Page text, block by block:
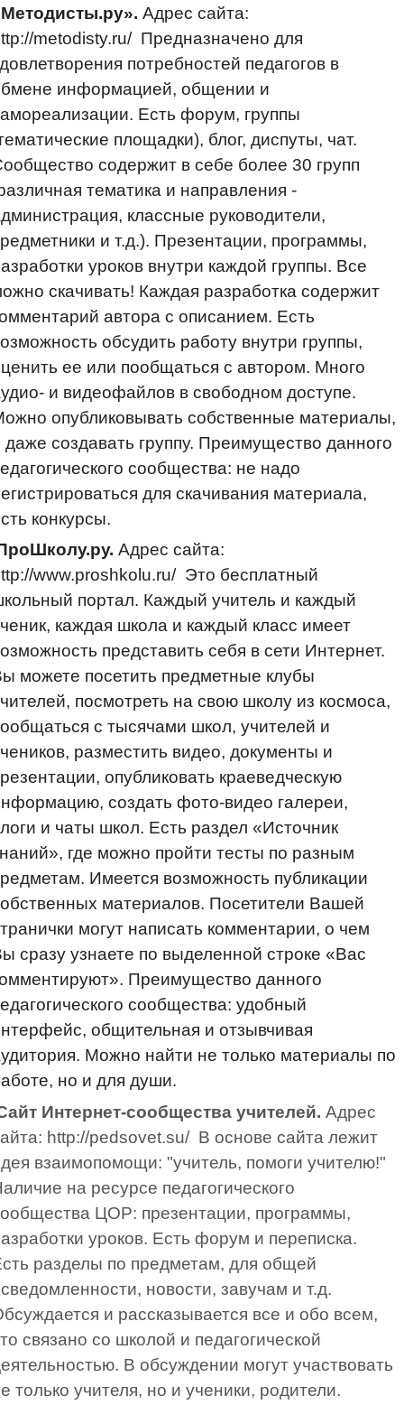
Адрес сайта:
metodisty.ru/ Предназначено для
потребностей педагогов в
информацией, общении и
Есть форум, группы
площадки), блог, диспуты, чат.
содержит в себе более 30 групп
тематика и направления -
классные руководители,
и т.д.). Презентации, программы,
уроков внутри каждой группы. Все
скачивать! Каждая разработка содержит
автора с описанием. Есть
обсудить работу внутри группы,
ее или пообщаться с автором. Много
и видеофайлов в свободном доступе.
опубликовывать собственные материалы,
даже создавать группу. Преимущество данного
сообщества: не надо
для скачивания материала,
конкурсы.
Адрес сайта:
www.proshkolu.ru/ Это бесплатный
портал. Каждый учитель и каждый
каждая школа и каждый класс имеет
представить себя в сети Интернет.
можете посетить предметные клубы
посмотреть на свою школу из космоса,
с тысячами школ, учителей и
разместить видео, документы и
опубликовать краеведческую
создать фото-видео галереи,
и чаты школ. Есть раздел «Источник
где можно пройти тесты по разным
Имеется возможность публикации
материалов. Посетители Вашей
могут написать комментарии, о чем
сразу узнаете по выделенной строке «Вас
Преимущество данного
сообщества: удобный
общительная и отзывчивая
Можно найти не только материалы по
но и для души.
Интернет-сообщества учителей. Адрес
http://pedsovet.su/ В основе сайта лежит
взаимопомощи: "учитель, помоги учителю!"
на ресурсе педагогического
ЦОР: презентации, программы,
уроков. Есть форум и переписка.
разделы по предметам, для общей
новости, завучам и т.д.
и рассказывается все и обо всем,
связано со школой и педагогической
В обсуждении могут участвовать
только учителя, но и ученики, родители.